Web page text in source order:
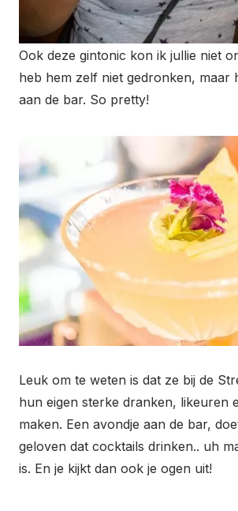
Ook deze gintonic kon ik jullie niet
heb hem zelf niet gedronken, maar
aan de bar. So pretty!
Leuk om te weten is dat ze bij de
hun eigen sterke dranken, likeuren
maken. Een avondje aan de bar,
geloven dat cocktails drinken.. uh
is. En je kijkt dan ook je ogen uit!